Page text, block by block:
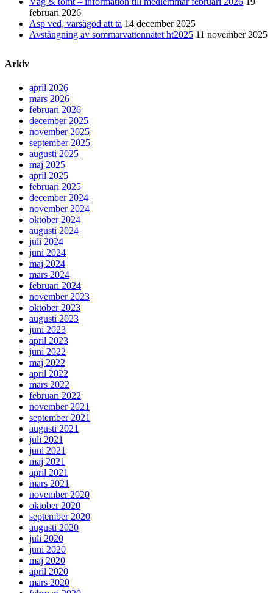
februari 2026
Asp ved, varsågod att ta 14 december 2025
Avstängning av sommarvattennätet ht2025 11 november 2025
Arkiv
april 2026
mars 2026
februari 2026
december 2025
november 2025
september 2025
augusti 2025
maj 2025
april 2025
februari 2025
december 2024
november 2024
oktober 2024
augusti 2024
juli 2024
juni 2024
maj 2024
mars 2024
februari 2024
november 2023
oktober 2023
augusti 2023
juni 2023
april 2023
juni 2022
maj 2022
april 2022
mars 2022
februari 2022
november 2021
september 2021
augusti 2021
juli 2021
juni 2021
maj 2021
april 2021
mars 2021
november 2020
oktober 2020
september 2020
augusti 2020
juli 2020
juni 2020
maj 2020
april 2020
mars 2020